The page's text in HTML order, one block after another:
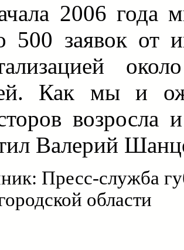
2006 года
500 заявок от
Как мы и
возросла
Валерий
Пресс-служба
области